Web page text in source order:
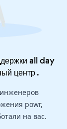
all day
центр.
powr,
на вас.